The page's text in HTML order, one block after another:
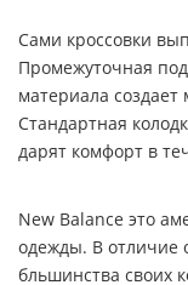
Сами кроссовки
Промежуточная
материала
Стандартная
дарят комфорт в
New Balance это
одежды. В отличие
бльшинства своих